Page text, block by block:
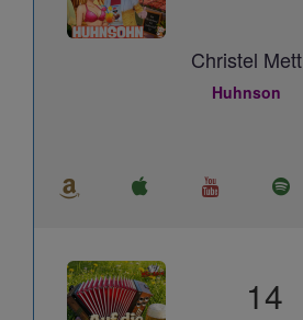
Christel Mett
Huhnson
14